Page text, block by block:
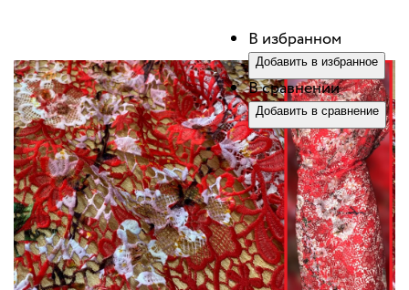
В избранном
Добавить в избранное
В сравнении
Добавить в сравнение